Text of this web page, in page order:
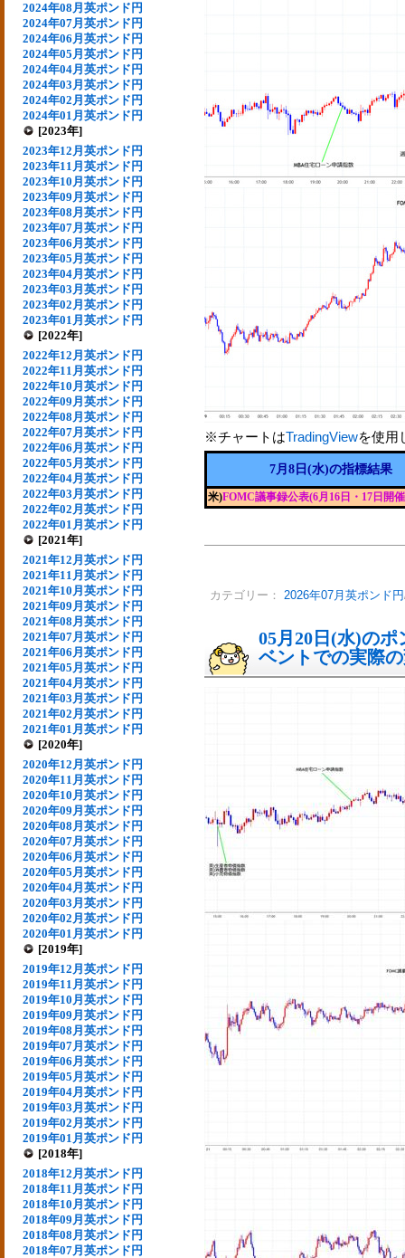
2024年08月英ポンド円
2024年07月英ポンド円
2024年06月英ポンド円
2024年05月英ポンド円
2024年04月英ポンド円
2024年03月英ポンド円
2024年02月英ポンド円
2024年01月英ポンド円
[2023年]
2023年12月英ポンド円
2023年11月英ポンド円
2023年10月英ポンド円
2023年09月英ポンド円
2023年08月英ポンド円
2023年07月英ポンド円
2023年06月英ポンド円
2023年05月英ポンド円
2023年04月英ポンド円
2023年03月英ポンド円
2023年02月英ポンド円
2023年01月英ポンド円
[2022年]
2022年12月英ポンド円
2022年11月英ポンド円
2022年10月英ポンド円
2022年09月英ポンド円
2022年08月英ポンド円
2022年07月英ポンド円
2022年06月英ポンド円
2022年05月英ポンド円
2022年04月英ポンド円
2022年03月英ポンド円
2022年02月英ポンド円
2022年01月英ポンド円
[2021年]
2021年12月英ポンド円
2021年11月英ポンド円
2021年10月英ポンド円
2021年09月英ポンド円
2021年08月英ポンド円
2021年07月英ポンド円
2021年06月英ポンド円
2021年05月英ポンド円
2021年04月英ポンド円
2021年03月英ポンド円
2021年02月英ポンド円
2021年01月英ポンド円
[2020年]
2020年12月英ポンド円
2020年11月英ポンド円
2020年10月英ポンド円
2020年09月英ポンド円
2020年08月英ポンド円
2020年07月英ポンド円
2020年06月英ポンド円
2020年05月英ポンド円
2020年04月英ポンド円
2020年03月英ポンド円
2020年02月英ポンド円
2020年01月英ポンド円
[2019年]
2019年12月英ポンド円
2019年11月英ポンド円
2019年10月英ポンド円
2019年09月英ポンド円
2019年08月英ポンド円
2019年07月英ポンド円
2019年06月英ポンド円
2019年05月英ポンド円
2019年04月英ポンド円
2019年03月英ポンド円
2019年02月英ポンド円
2019年01月英ポンド円
[2018年]
2018年12月英ポンド円
2018年11月英ポンド円
2018年10月英ポンド円
2018年09月英ポンド円
2018年08月英ポンド円
2018年07月英ポンド円
※チャートはTradingViewを使用
7月8日(水)の指標結果
米)FOMC議事録公表(6月16日・17日開
カテゴリー： 2026年07月英ポンド円
05月20日(水)の
ベントでの実際